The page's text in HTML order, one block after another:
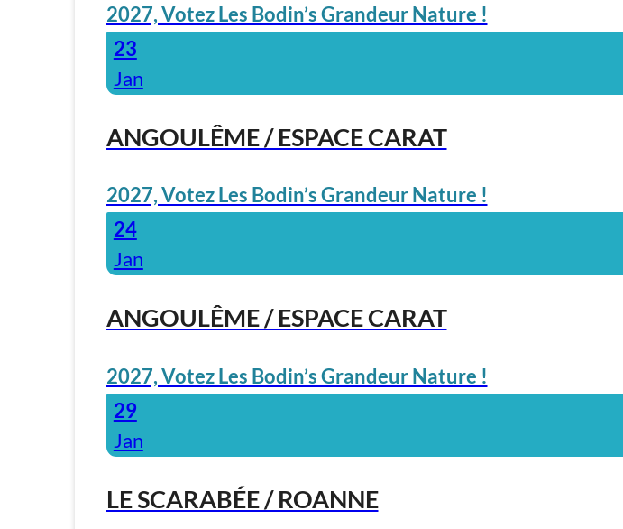
2027, Votez Les Bodin’s Grandeur Nature !
23
Jan
ANGOULÊME / ESPACE CARAT
2027, Votez Les Bodin’s Grandeur Nature !
24
Jan
ANGOULÊME / ESPACE CARAT
2027, Votez Les Bodin’s Grandeur Nature !
29
Jan
LE SCARABÉE / ROANNE